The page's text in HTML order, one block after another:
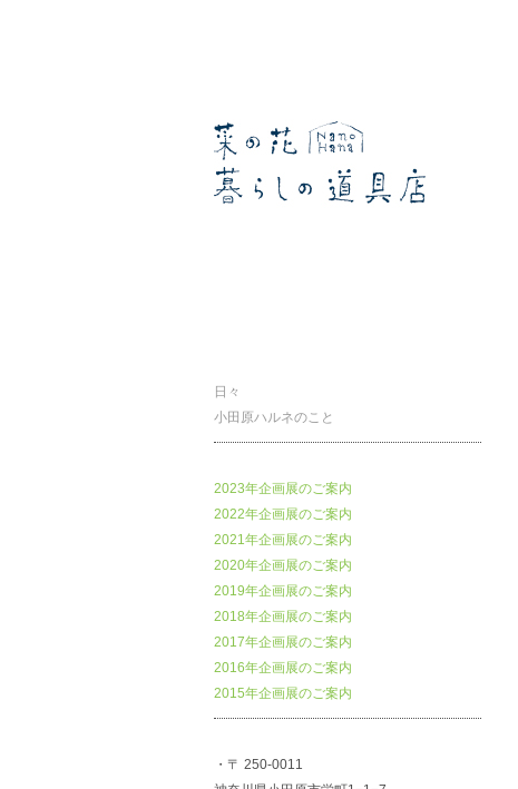
日々
小田原ハルネのこと
2023年企画展のご案内
2022年企画展のご案内
2021年企画展のご案内
2020年企画展のご案内
2019年企画展のご案内
2018年企画展のご案内
2017年企画展のご案内
2016年企画展のご案内
2015年企画展のご案内
・〒 250-0011